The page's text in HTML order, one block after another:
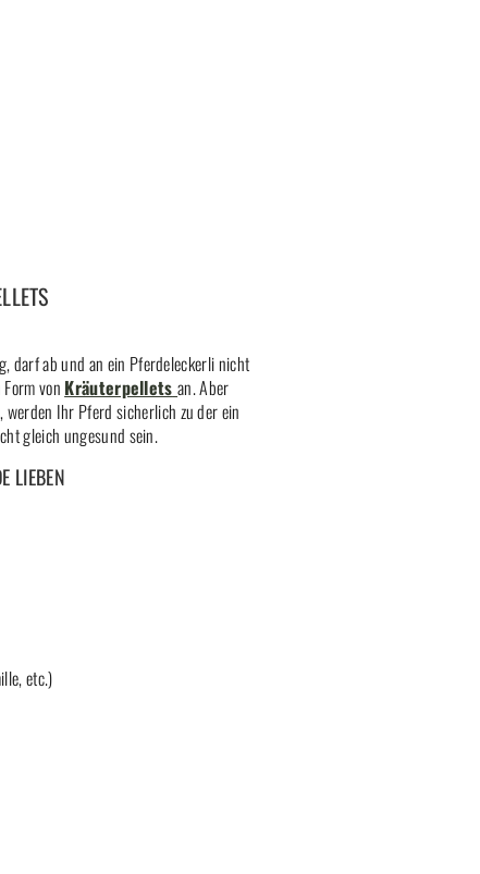
darf ab und an ein Pferdeleckerli nicht
von Kräuterpellets an. Aber
, werden Ihr Pferd sicherlich zu der ein
gleich ungesund sein.
LIEBEN
etc.)